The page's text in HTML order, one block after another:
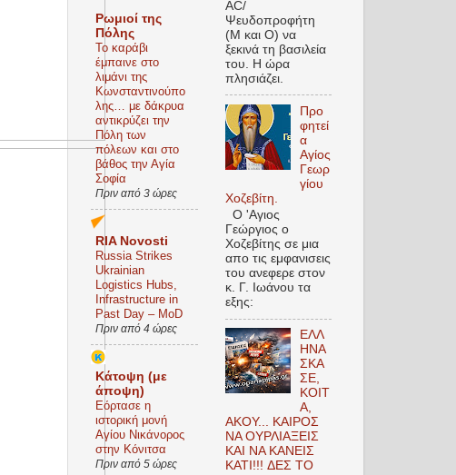
Ρωμιοί της
Πόλης
Το καράβι
έμπαινε στο
λιμάνι της
Κωνσταντινούπο
λης… με δάκρυα
αντικρύζει την
Πόλη των
πόλεων και στο
βάθος την Αγία
Σοφία
Πριν από 3 ώρες
RIA Novosti
Russia Strikes
Ukrainian
Logistics Hubs,
Infrastructure in
Past Day – MoD
Πριν από 4 ώρες
Kάτοψη (με
άποψη)
Εόρτασε η
ιστορική μονή
Αγίου Νικάνορος
στην Κόνιτσα
Πριν από 5 ώρες
AC/
Ψευδοπροφήτη
(M και O) να
ξεκινά τη βασιλεία
του. Η ώρα
πλησιάζει.
Προ
φητεί
α
Αγίος
Γεωρ
γίου
Χοζεβίτη.
Ο 'Αγιος
Γεώργιος ο
Χοζεβίτης σε μια
απο τις εμφανισεις
του ανεφερε στον
κ. Γ. Ιωάνου τα
εξης:
EΛΛ
ΗΝΑ
ΣΚΑ
ΣΕ,
ΚΟΙΤ
Α,
ΑΚΟΥ... ΚΑΙΡΟΣ
ΝΑ ΟΥΡΛIAΞΕΙΣ
ΚΑΙ ΝΑ ΚΑΝΕΙΣ
KATI!!! ΔΕΣ TO